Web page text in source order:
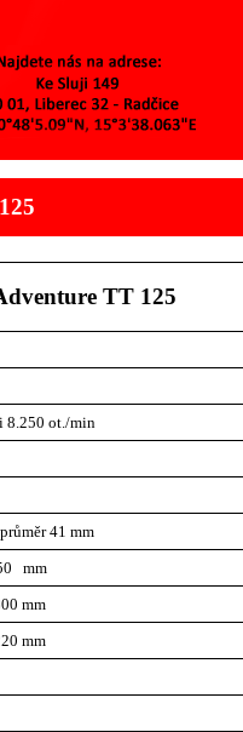
TT 125
8.250 ot./min
41 mm
mm
mm
mm